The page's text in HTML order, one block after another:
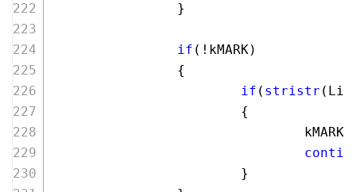
                }
if (!kMARK)
                {
if ( stristr
                        {
                        }